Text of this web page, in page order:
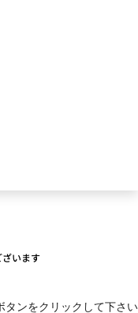
います
ンをクリックして下さい